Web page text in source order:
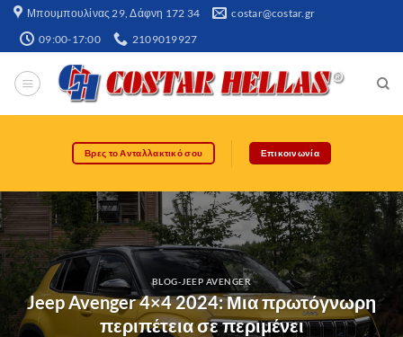
Μπουμπουλίνας 29, Δάφνη 172 34​ costar@costar.gr
09:00-17:00 2109019927
Βρες το Ανταλλακτικό σου Επικοινωνία
BLOG-JEEP AVENGER
Jeep Avenger 4×4 2024: Μια πρωτόγνωρη
περιπέτεια σε περιμένει